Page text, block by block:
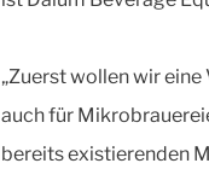
„Zuerst wollen wir
auch für
bereits existierenden